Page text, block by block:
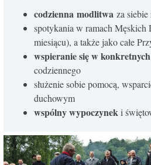
codzienna modlitwa za
spotykania w ramach
miesiącu), a także jako całe
wspieranie się w
codziennego
służenie sobie pomocą,
duchowym
wspólny wypoczynek i